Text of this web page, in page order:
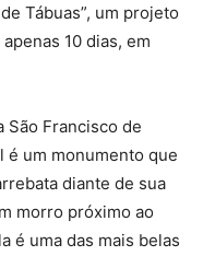
Tábuas”, um projeto
10 dias, em
São Francisco de
é um monumento que
diante de sua
morro próximo ao
é uma das mais belas